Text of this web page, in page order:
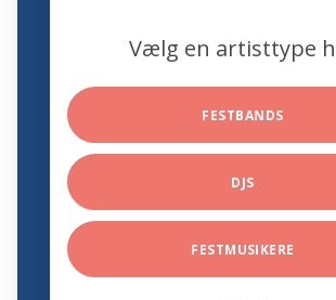
Vælg en artisttype
FESTBANDS
DJS
FESTMUSIKERE